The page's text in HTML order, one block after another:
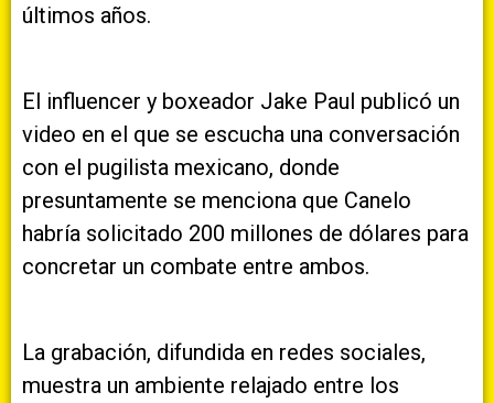
últimos años.
El influencer y boxeador Jake Paul publicó un
video en el que se escucha una conversación
con el pugilista mexicano, donde
presuntamente se menciona que Canelo
habría solicitado 200 millones de dólares para
concretar un combate entre ambos.
La grabación, difundida en redes sociales,
muestra un ambiente relajado entre los